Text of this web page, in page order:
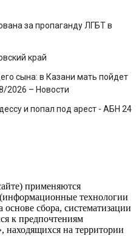
за пропаганду ЛГБТ в
край
сына: в Казани мать пойдет
2026 – Новости
и попал под арест - АБН 24
применяются
(информационные технологии
сбора, систематизации
к предпочтениям
находящихся на территории